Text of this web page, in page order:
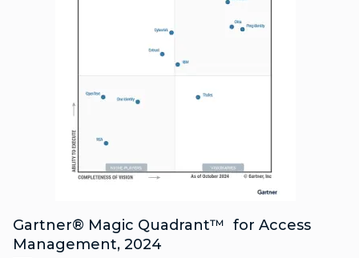
Gartner® Magic Quadrant™ for Access
Management, 2024